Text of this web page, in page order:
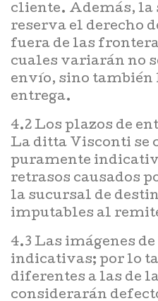
cliente. Además, la
reserva el derecho
fuera de las
cuales variarán no
envío, sino también
entrega.
4.2 Los plazos de
La ditta Visconti se
puramente
retrasos causados
la sucursal de
imputables al
4.3 Las imágenes
indicativas; por lo
diferentes a las de
considerarán